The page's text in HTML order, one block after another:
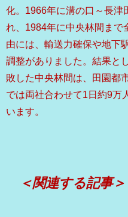
化。1966年に溝の口～長津
れ、1984年に中央林間まで
由には、輸送力確保や地下
調整がありました。結果と
敗した中央林間は、田園都
では両社合わせて1日約9万
います。
＜関連する記事＞